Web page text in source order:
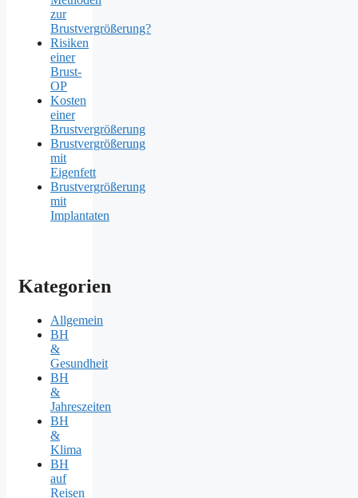
zur
Brustvergrößerung?
Risiken
einer
Brust-
OP
Kosten
einer
Brustvergrößerung
Brustvergrößerung
mit
Eigenfett
Brustvergrößerung
mit
Implantaten
Kategorien
Allgemein
BH
&
Gesundheit
BH
&
Jahreszeiten
BH
&
Klima
BH
auf
Reisen